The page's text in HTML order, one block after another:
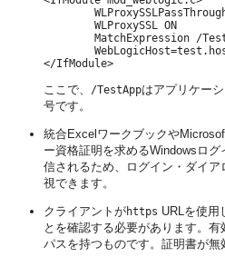
        WLProxySSL ON
MatchExpression /
ここで、 /TestAppはアプリケー
号です。
統合Excelワークブックや
ー資格証明を求めるWindowsロ
信されるため、ログイン・ダイ
視できます。
クライアントがhttps URLを使用
とを確認する必要があります。
パスを持つものです。証明書が